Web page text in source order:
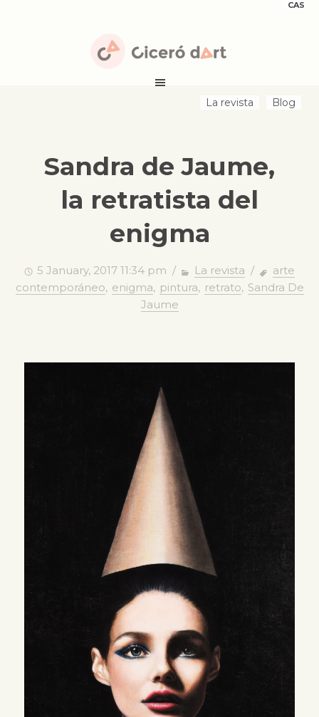
Blog
La revista
CAS
Sandra de Jaume,
la retratista del
enigma
5 January, 2017 11:34 pm / La revista /
arte
contemporáneo, enigma, pintura, retrato, Sandra De
Jaume